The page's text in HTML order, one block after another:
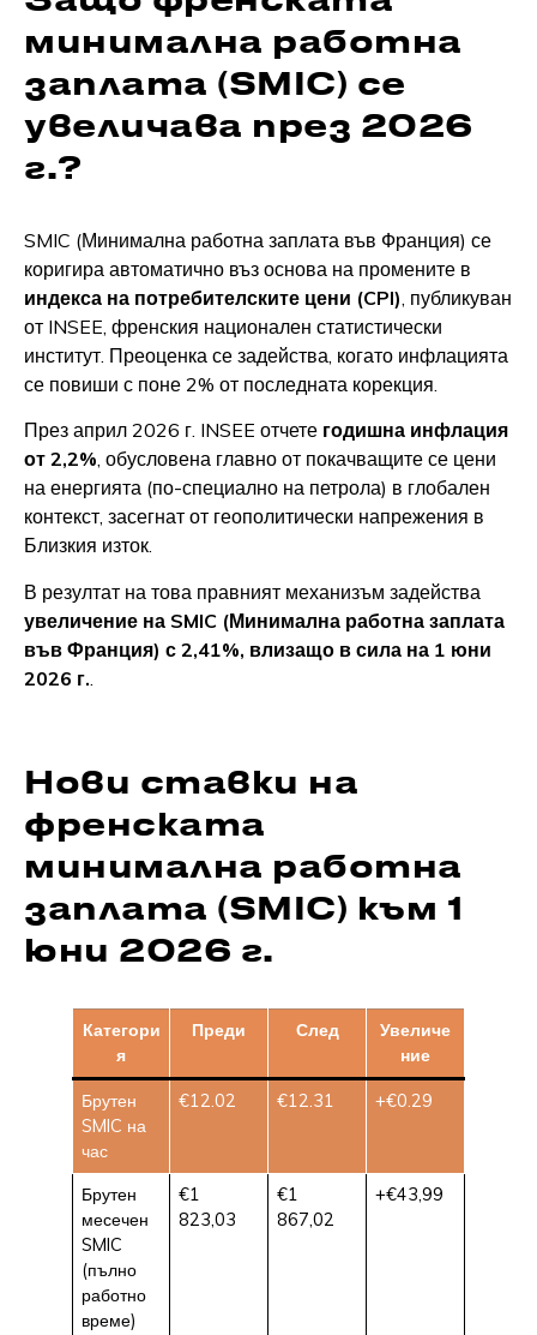
минимална работна
заплата (SMIC) се
увеличава през 2026
г.?
SMIC (Минимална работна заплата във Франция) се
коригира автоматично въз основа на промените в
индекса на потребителските цени (CPI), публикуван
от INSEE, френския национален статистически
институт. Преоценка се задейства, когато инфлацията
се повиши с поне 2% от последната корекция.
През април 2026 г. INSEE отчете годишна инфлация
от 2,2%, обусловена главно от покачващите се цени
на енергията (по-специално на петрола) в глобален
контекст, засегнат от геополитически напрежения в
Близкия изток.
В резултат на това правният механизъм задейства
увеличение на SMIC (Минимална работна заплата
във Франция) с 2,41%, влизащо в сила на 1 юни
2026 г.
Нови ставки на
френската
минимална работна
заплата (SMIC) към 1
юни 2026 г.
Категори
я
Преди След
Увеличе
ние
Брутен
SMIC на
час
€12.02 €12.31 +€0.29
Брутен
месечен
SMIC
(пълно
работно
време)
€1
823,03
€1
867,02
+€43,99